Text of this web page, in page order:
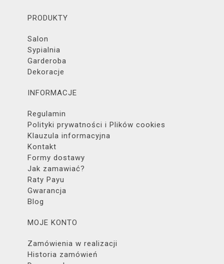
PRODUKTY
Salon
Sypialnia
Garderoba
Dekoracje
INFORMACJE
Regulamin
Polityki prywatności i Plików cookies
Klauzula informacyjna
Kontakt
Formy dostawy
Jak zamawiać?
Raty Payu
Gwarancja
Blog
MOJE KONTO
Zamówienia w realizacji
Historia zamówień